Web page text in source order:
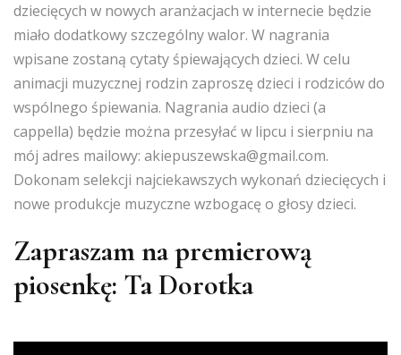
dziecięcych w nowych aranżacjach w internecie będzie
miało dodatkowy szczególny walor. W nagrania
wpisane zostaną cytaty śpiewających dzieci. W celu
animacji muzycznej rodzin zaproszę dzieci i rodziców do
wspólnego śpiewania. Nagrania audio dzieci (a
cappella) będzie można przesyłać w lipcu i sierpniu na
mój adres mailowy: akiepuszewska@gmail.com.
Dokonam selekcji najciekawszych wykonań dziecięcych i
nowe produkcje muzyczne wzbogacę o głosy dzieci.
Zapraszam na premierową
piosenkę: Ta Dorotka